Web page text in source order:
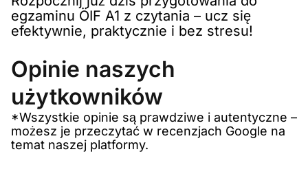
egzaminu ÖIF A1 z czytania – ucz się
efektywnie, praktycznie i bez stresu!
Opinie naszych
użytkowników
*Wszystkie opinie są prawdziwe i autentyczne –
możesz je przeczytać w recenzjach Google na
temat naszej platformy.